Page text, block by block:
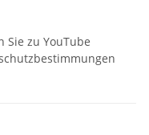
Sie zu YouTube